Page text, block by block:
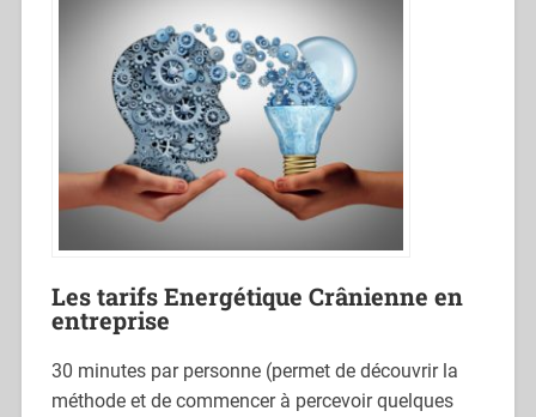
Les tarifs Energétique Crânienne en
entreprise
30 minutes par personne (permet de découvrir la
méthode et de commencer à percevoir quelques